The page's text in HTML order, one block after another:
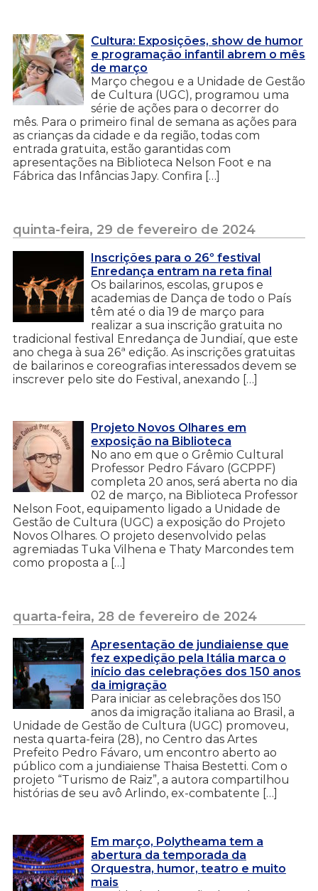
Cultura: Exposições, show de humor
e programação infantil abrem o mês
de março
Março chegou e a Unidade de Gestão
de Cultura (UGC), programou uma
série de ações para o decorrer do
mês. Para o primeiro final de semana as ações para
as crianças da cidade e da região, todas com
entrada gratuita, estão garantidas com
apresentações na Biblioteca Nelson Foot e na
Fábrica das Infâncias Japy. Confira […]
quinta-feira, 29 de fevereiro de 2024
Inscrições para o 26º festival
Enredança entram na reta final
Os bailarinos, escolas, grupos e
academias de Dança de todo o País
têm até o dia 19 de março para
realizar a sua inscrição gratuita no
tradicional festival Enredança de Jundiaí, que este
ano chega à sua 26ª edição. As inscrições gratuitas
de bailarinos e coreografias interessados devem se
inscrever pelo site do Festival, anexando […]
Projeto Novos Olhares em
exposição na Biblioteca
No ano em que o Grêmio Cultural
Professor Pedro Fávaro (GCPPF)
completa 20 anos, será aberta no dia
02 de março, na Biblioteca Professor
Nelson Foot, equipamento ligado a Unidade de
Gestão de Cultura (UGC) a exposição do Projeto
Novos Olhares. O projeto desenvolvido pelas
agremiadas Tuka Vilhena e Thaty Marcondes tem
como proposta a […]
quarta-feira, 28 de fevereiro de 2024
Apresentação de jundiaiense que
fez expedição pela Itália marca o
início das celebrações dos 150 anos
da imigração
Para iniciar as celebrações dos 150
anos da imigração italiana ao Brasil, a
Unidade de Gestão de Cultura (UGC) promoveu,
nesta quarta-feira (28), no Centro das Artes
Prefeito Pedro Fávaro, um encontro aberto ao
público com a jundiaiense Thaisa Bestetti. Com o
projeto “Turismo de Raiz”, a autora compartilhou
histórias de seu avô Arlindo, ex-combatente […]
Em março, Polytheama tem a
abertura da temporada da
Orquestra, humor, teatro e muito
mais